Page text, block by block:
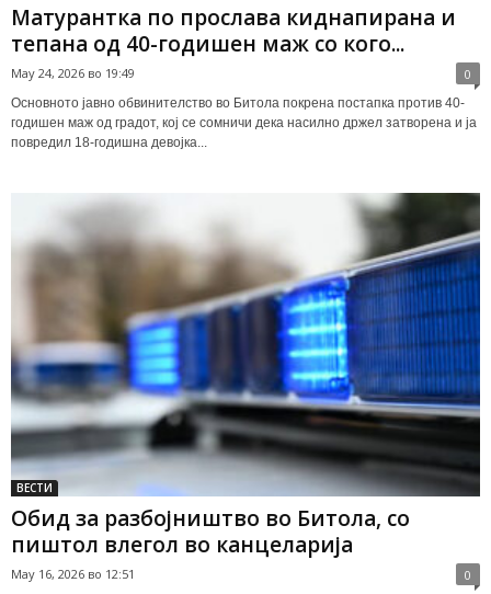
Матурантка по прослава киднапирана и
тепана од 40-годишен маж со кого...
May 24, 2026 во 19:49 0
Основното јавно обвинителство во Битола покрена постапка против 40-
годишен маж од градот, кој се сомничи дека насилно држел затворена и ја
повредил 18-годишна девојка...
ВЕСТИ
Обид за разбојништво во Битола, со
пиштол влегол во канцеларија
May 16, 2026 во 12:51 0